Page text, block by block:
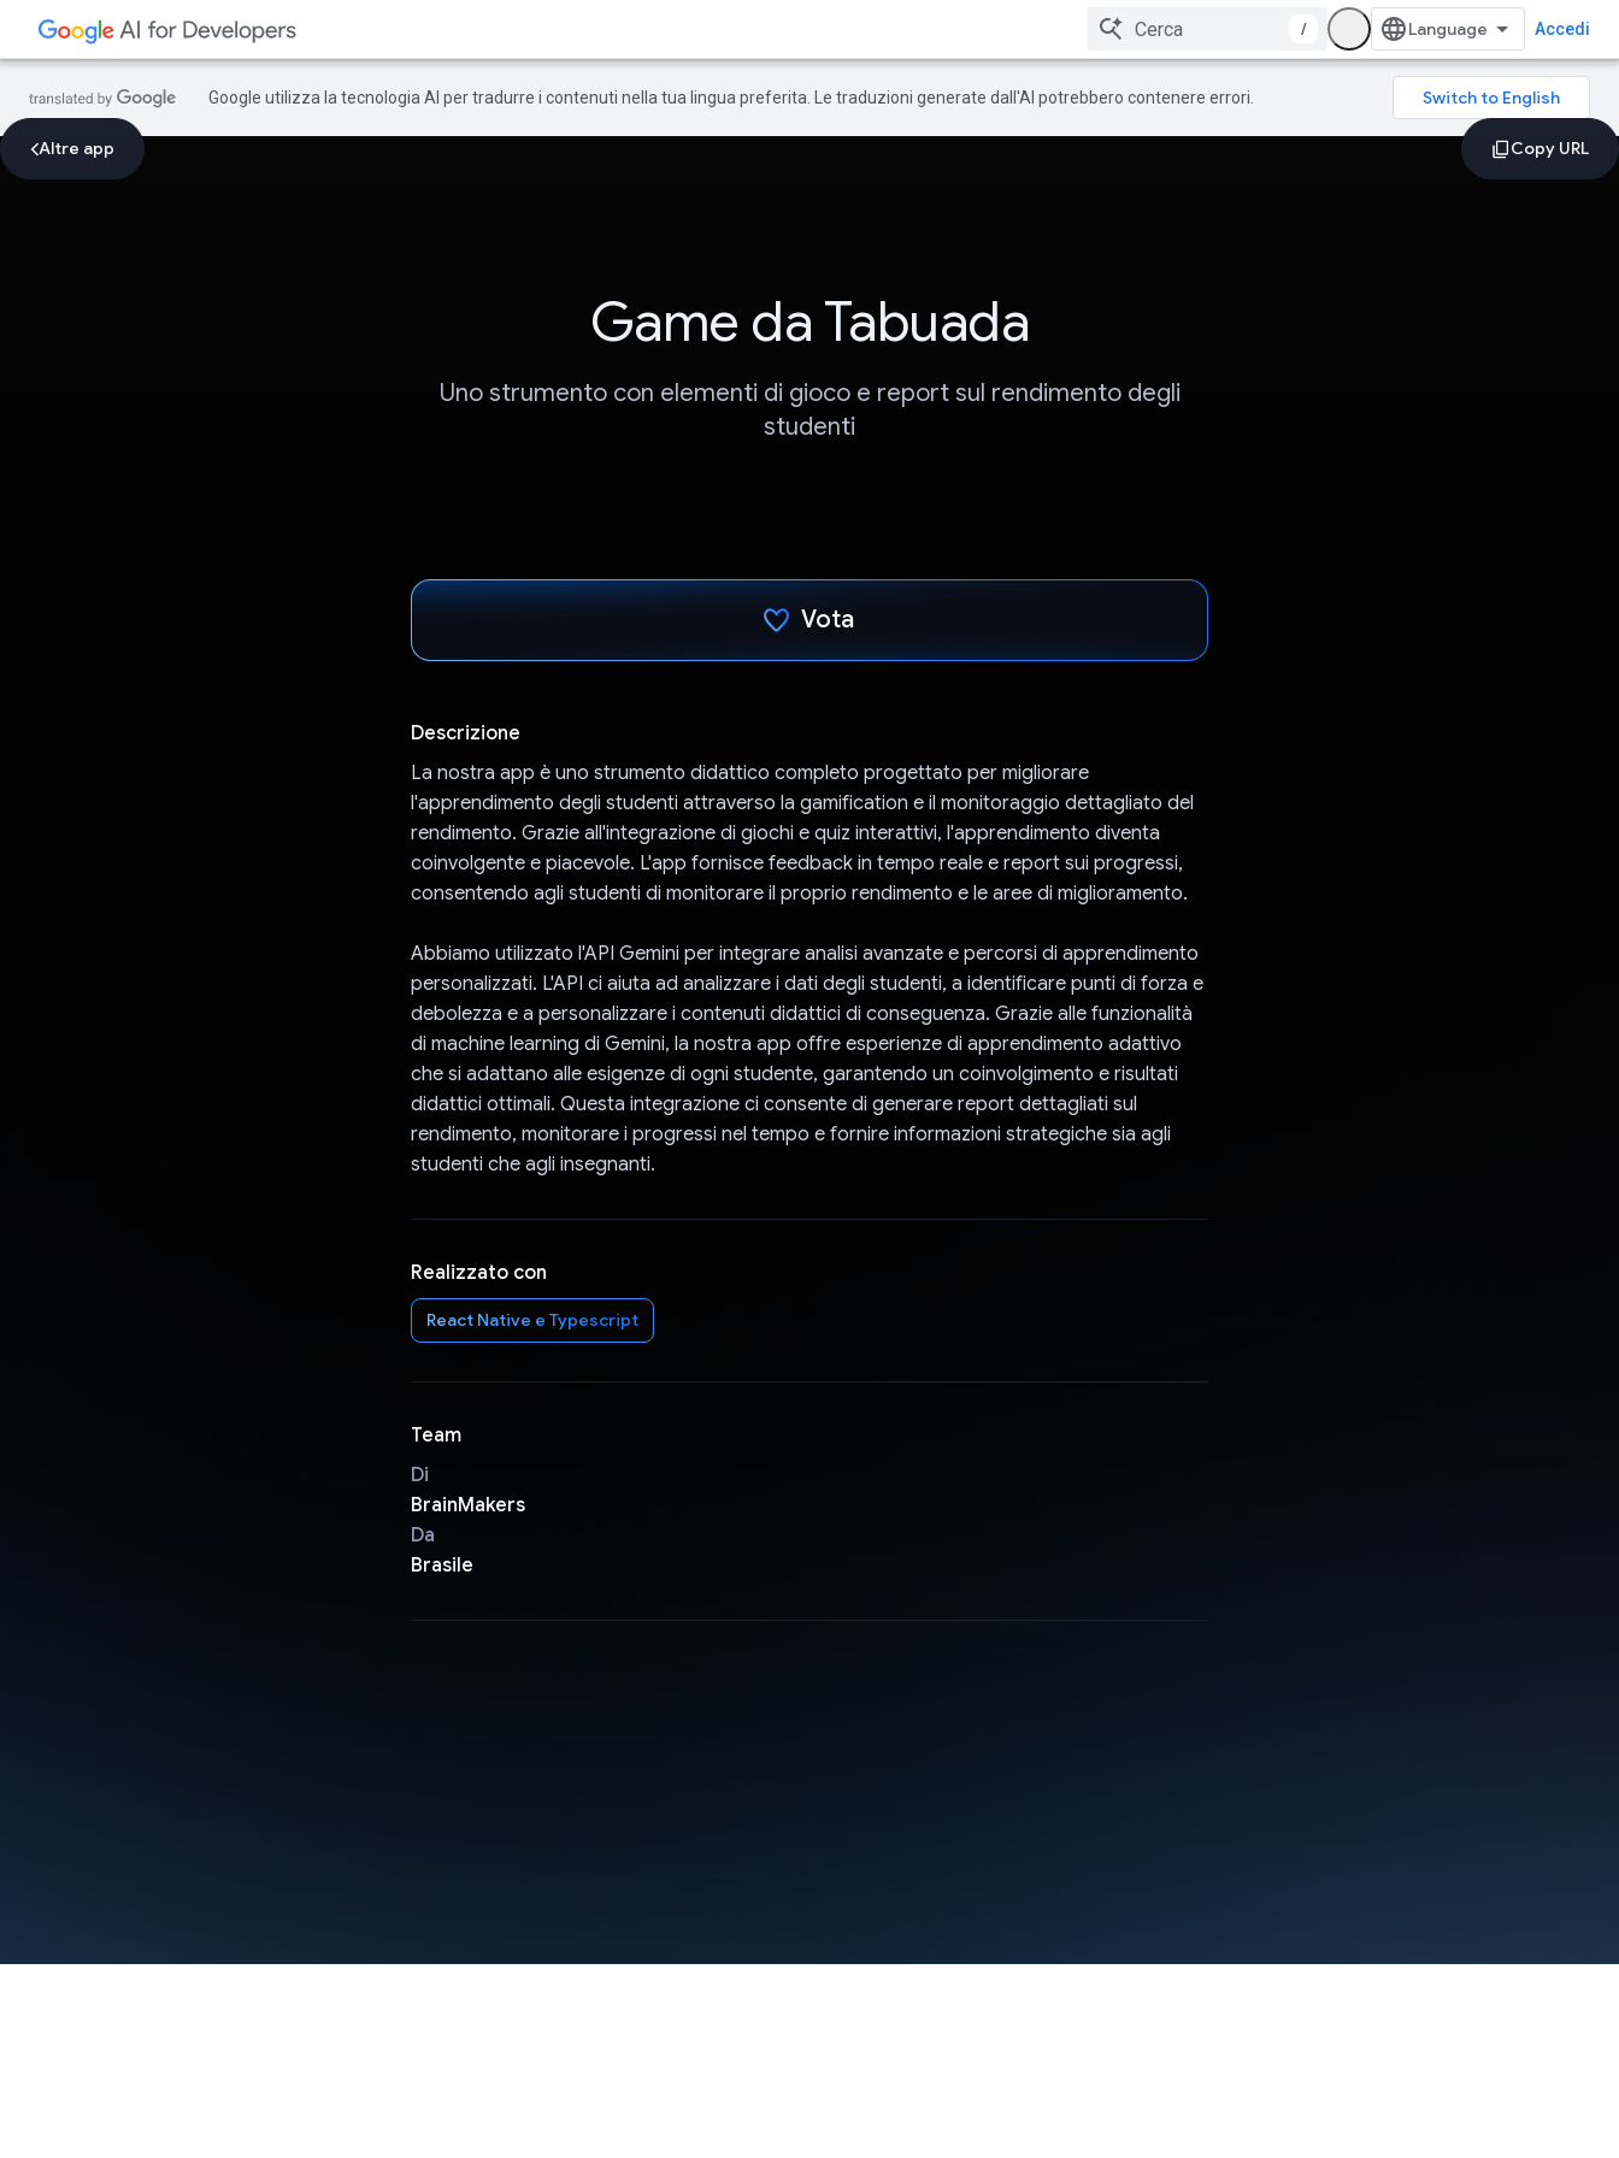
/ Accedi
Google utilizza la tecnologia AI per tradurre i contenuti nella tua lingua preferita. Le traduzioni generate dall'AI potrebbero contenere errori.
Altre app
Game da Tabuada
Uno strumento con elementi di gioco e report sul rendimento degli
studenti
Vota
Descrizione
La nostra app è uno strumento didattico completo progettato per migliorare
l'apprendimento degli studenti attraverso la gamification e il monitoraggio dettagliato del
rendimento. Grazie all'integrazione di giochi e quiz interattivi, l'apprendimento diventa
coinvolgente e piacevole. L'app fornisce feedback in tempo reale e report sui progressi,
consentendo agli studenti di monitorare il proprio rendimento e le aree di miglioramento.
Abbiamo utilizzato l'API Gemini per integrare analisi avanzate e percorsi di apprendimento
personalizzati. L'API ci aiuta ad analizzare i dati degli studenti, a identificare punti di forza e
debolezza e a personalizzare i contenuti didattici di conseguenza. Grazie alle funzionalità
di machine learning di Gemini, la nostra app offre esperienze di apprendimento adattivo
che si adattano alle esigenze di ogni studente, garantendo un coinvolgimento e risultati
didattici ottimali. Questa integrazione ci consente di generare report dettagliati sul
rendimento, monitorare i progressi nel tempo e fornire informazioni strategiche sia agli
studenti che agli insegnanti.
Realizzato con
React Native e Typescript
Team
Di
BrainMakers
Da
Brasile